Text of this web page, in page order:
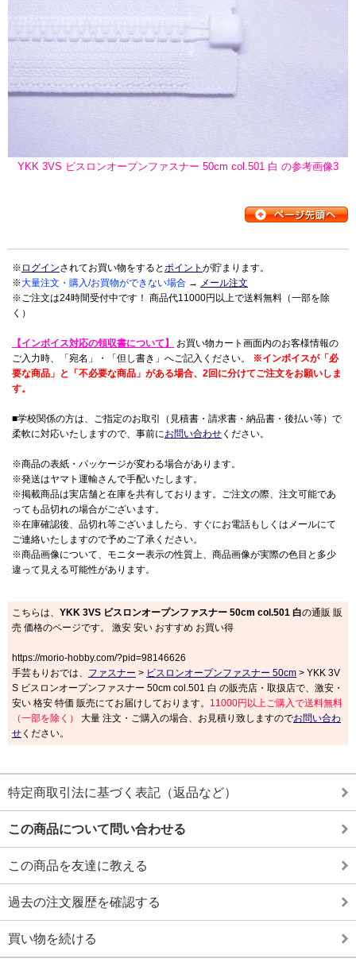
YKK 3VS ビスロンオープンファスナー 50cm col.501 白 の参考画像3
※ ログインされてお買い物をするとポイント が貯まります。
※大量注文・購入/お買物ができない場合 → メール注文
※ご注文は24時間受付中です！ 商品代11000円以上で送料無料（一部を除
く）
【インボイス対応の領収書について】
お買い物カート画面内のお客様情報の
ご入力時、「宛名」・「但し書き」へご記入ください。 ※インボイスが「必
要な商品」と「不必要な商品」がある場合、2回に分けてご注文をお願いしま
す。
■学校関係の方は、ご指定のお取引（見積書・請求書・納品書・後払い等）で
柔軟に対応いたしますので、事前にお問い合わせ ください。
※商品の表紙・パッケージが変わる場合があります。
※発送はヤマト運輸さんで手配いたします。
※掲載商品は実店舗と在庫を共有しております。ご注文の際、注文可能であ
っても品切れの場合がございます。
※在庫確認後、品切れ等ございましたら、すぐにお電話もしくはメールにて
ご連絡いたしますので予めご了承ください。
※商品画像について、モニター表示の性質上、商品画像が実際の色目と多少
違って見える可能性があります。
こちらは、 YKK 3VS ビスロンオープンファスナー 50cm col.501 白の通販 販
売 価格のページです。 激安 安い おすすめ お買い得
https://morio-hobby.com/?pid=98146626
手芸もりおでは、 ファスナー > ビスロンオープンファスナー 50cm > YKK 3V
S ビスロンオープンファスナー 50cm col.501 白 の販売店・取扱店で、激安・
安い 格安 特価 販売にてお届けしております。 11000円以上ご購入で送料無料
（一部を除く）
大量 注文・ご購入の場合、お見積り致しますのでお問い合わ
せ ください。
特定商取引法に基づく表記（返品など）
この商品について問い合わせる
この商品を友達に教える
過去の注文履歴を確認する
買い物を続ける